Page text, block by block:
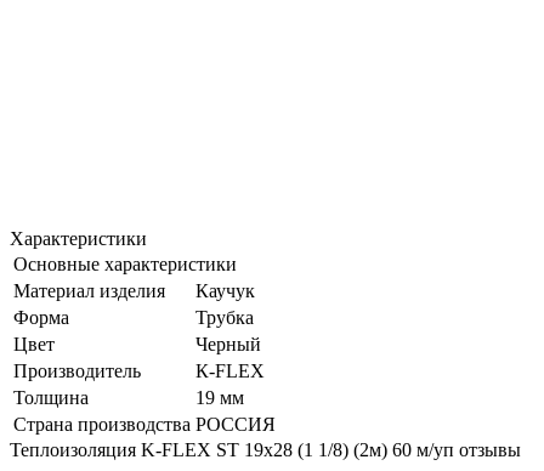
Характеристики
Основные характеристики
Материал изделия
Каучук
Форма
Трубка
Цвет
Черный
Производитель
К-FLEX
Толщина
19 мм
Страна производства РОССИЯ
Теплоизоляция K-FLEX ST 19х28 (1 1/8) (2м) 60 м/уп отзывы